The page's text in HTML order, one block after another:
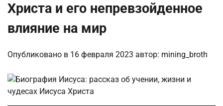
Христа и его непревзойденное
влияние на мир
Опубликовано в 16 февраля 2023 автор: mining_broth